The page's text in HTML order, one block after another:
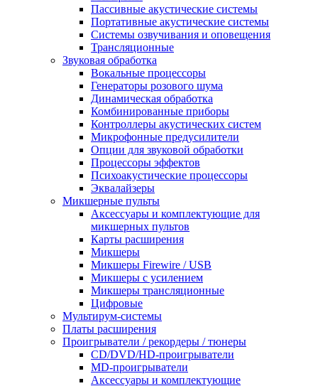
Пассивные акустические системы
Портативные акустические системы
Системы озвучивания и оповещения
Трансляционные
Звуковая обработка
Вокальные процессоры
Генераторы розового шума
Динамическая обработка
Комбинированные приборы
Контроллеры акустических систем
Микрофонные предусилители
Опции для звуковой обработки
Процессоры эффектов
Психоакустические процессоры
Эквалайзеры
Микшерные пульты
Аксессуары и комплектующие для
микшерных пультов
Карты расширения
Микшеры
Микшеры Firewire / USB
Микшеры с усилением
Микшеры трансляционные
Цифровые
Мультирум-системы
Платы расширения
Проигрыватели / рекордеры / тюнеры
CD/DVD/HD-проигрыватели
MD-проигрыватели
Аксессуары и комплектующие